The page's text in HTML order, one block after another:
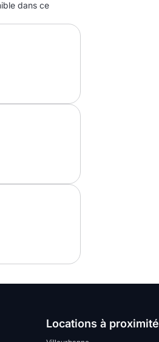
dans ce
Locations à proximité